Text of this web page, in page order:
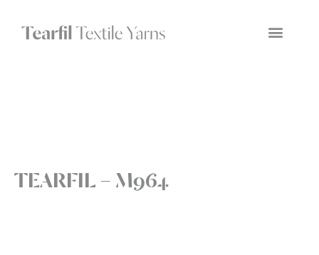
TEARFIL – M964